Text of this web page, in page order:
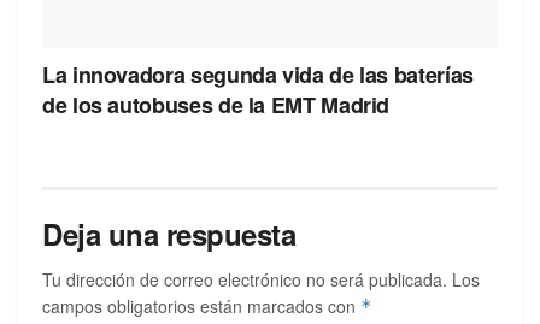
La innovadora segunda vida de las baterías
de los autobuses de la EMT Madrid
Deja una respuesta
Tu dirección de correo electrónico no será publicada. Los
campos obligatorios están marcados con *